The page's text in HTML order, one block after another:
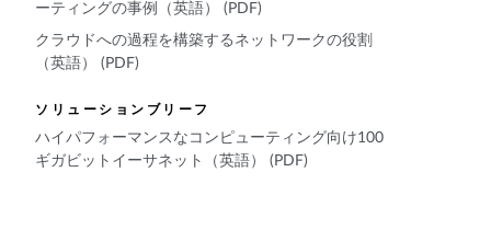
ーティングの事例（英語） (PDF)
クラウドへの過程を構築するネットワークの役割
（英語） (PDF)
ソリューションブリーフ
ハイパフォーマンスなコンピューティング向け100
ギガビットイーサネット（英語） (PDF)